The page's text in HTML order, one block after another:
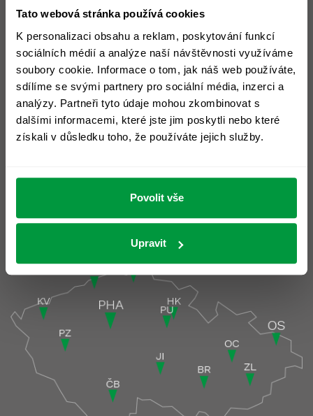
Tato webová stránka používá cookies
K personalizaci obsahu a reklam, poskytování funkcí
sociálních médií a analýze naší návštěvnosti využíváme
soubory cookie. Informace o tom, jak náš web používáte,
sdílíme se svými partnery pro sociální média, inzerci a
analýzy. Partneři tyto údaje mohou zkombinovat s
dalšími informacemi, které jste jim poskytli nebo které
získali v důsledku toho, že používáte jejich služby.
Povolit vše
Upravit
ENVIspot, a.s.
Praha 5 - Smíchov, 150 00
IČ: 28472195
DIČ: CZ28472195
Prohlášení o cookies >
Slovník pojmů >